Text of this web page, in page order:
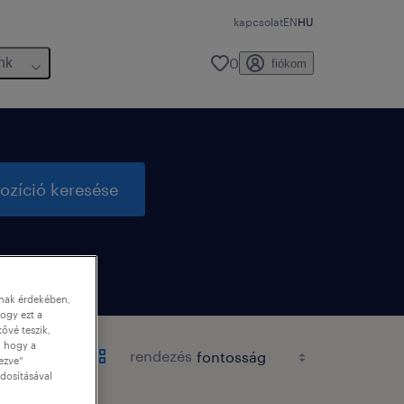
kapcsolatENHU
0 fiókom
keresése
rendezés
érdekében,
ezt a
teszik,
hogy a